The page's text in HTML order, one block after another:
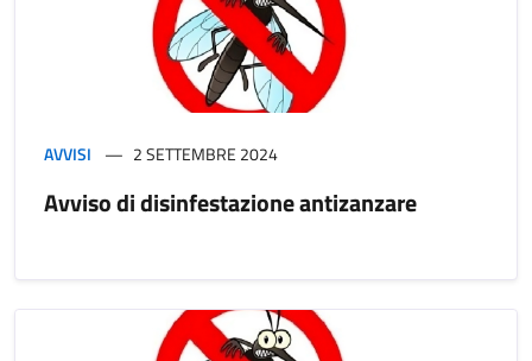
AVVISI 2 SETTEMBRE 2024
Avviso di disinfestazione antizanzare